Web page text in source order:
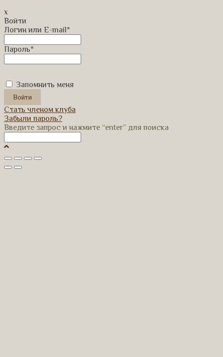
x
Войти
Логин или E-mail*
Пароль*
Запомнить меня
Стать членом клуба
Забыли пароль?
Введите запрос и нажмите “enter” для поиска